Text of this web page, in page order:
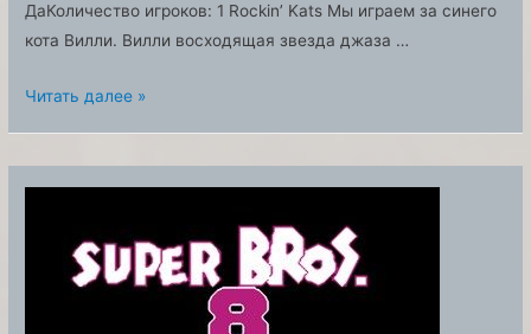
ДаКоличество игроков: 1 Rockin’ Kats Мы играем за синего
кота Вилли. Вилли восходящая звезда джаза …
Rockin’
кэтс)
денди
Читать далее »